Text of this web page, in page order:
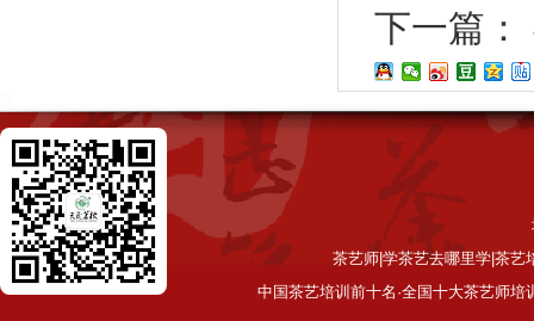
下一篇：
茶艺师|学茶艺去哪里学|茶艺
中国茶艺培训前十名·全国十大茶艺师培